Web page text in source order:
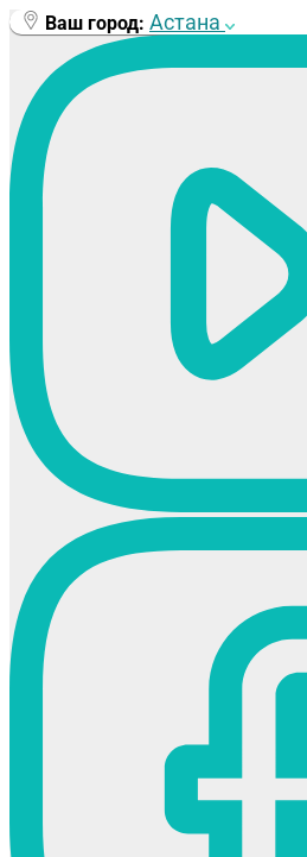
Перейти
содержимому
Ваш город: Астана